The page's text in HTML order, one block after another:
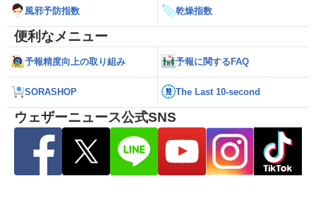
風邪予防指数 乾燥指数
便利なメニュー
予報精度向上の取り組み 予報に関するFAQ
SORASHOP The Last 10-second
ウェザーニュース公式SNS